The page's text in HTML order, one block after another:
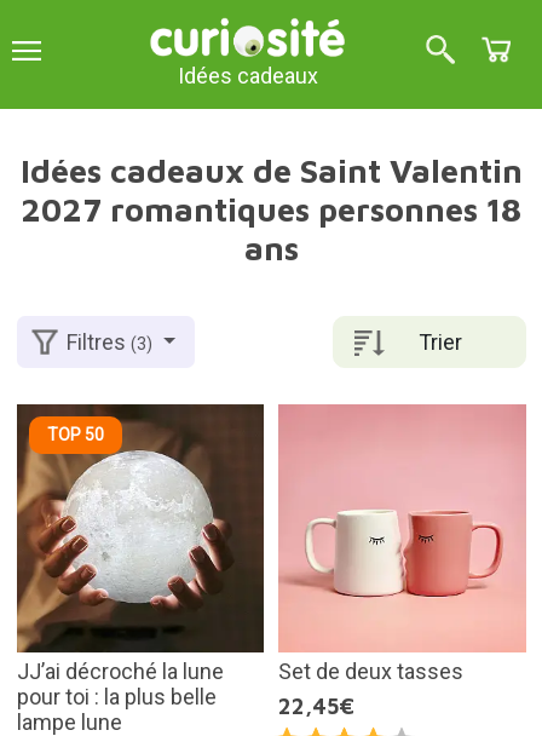
Idées cadeaux
Idées cadeaux de Saint Valentin
2027 romantiques personnes 18
ans
Trier
Filtres(3)
TOP 50
JJ’ai décroché la lune
pour toi : la plus belle
lampe lune
Set de deux tasses
22,45€